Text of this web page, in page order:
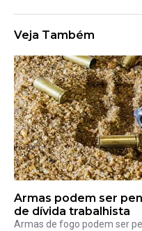
Veja Também
Armas podem ser
de dívida trabalhista
Armas de fogo podem ser